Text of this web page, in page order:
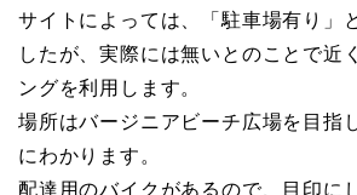
サイトによっては、「駐車場有り」
したが、実際には無いとのことで近
ングを利用します。
場所はバージニアビーチ広場を目指
にわかります。
配達用のバイクがあるので、目印に